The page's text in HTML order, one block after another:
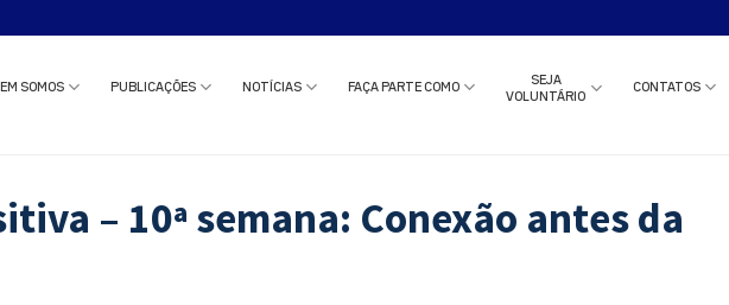
SOMOS PUBLICAÇÕES NOTÍCIAS FAÇA PARTE COMO
SEJA
VOLUNTÁRIO
CONTATOS
– 10ª semana: Conexão antes da
estudo clínico ou solicitar uma reunião com nossa equipe?Clique aquie cadastre-se!!